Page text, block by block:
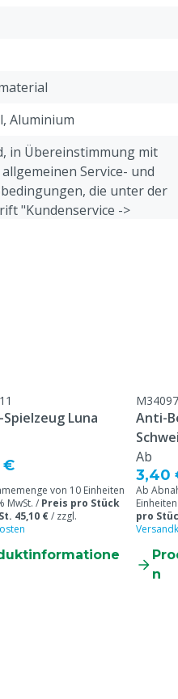
Aluminium
in Übereinstimmung mit
Service- und
die unter der
"Kundenservice ->
Spielzeug Luna
€
von 10 Einheiten
MwSt. / Preis pro Stück
45,10 €/ zzgl.
Anti-
Ab
3,40
Ab
pro
n